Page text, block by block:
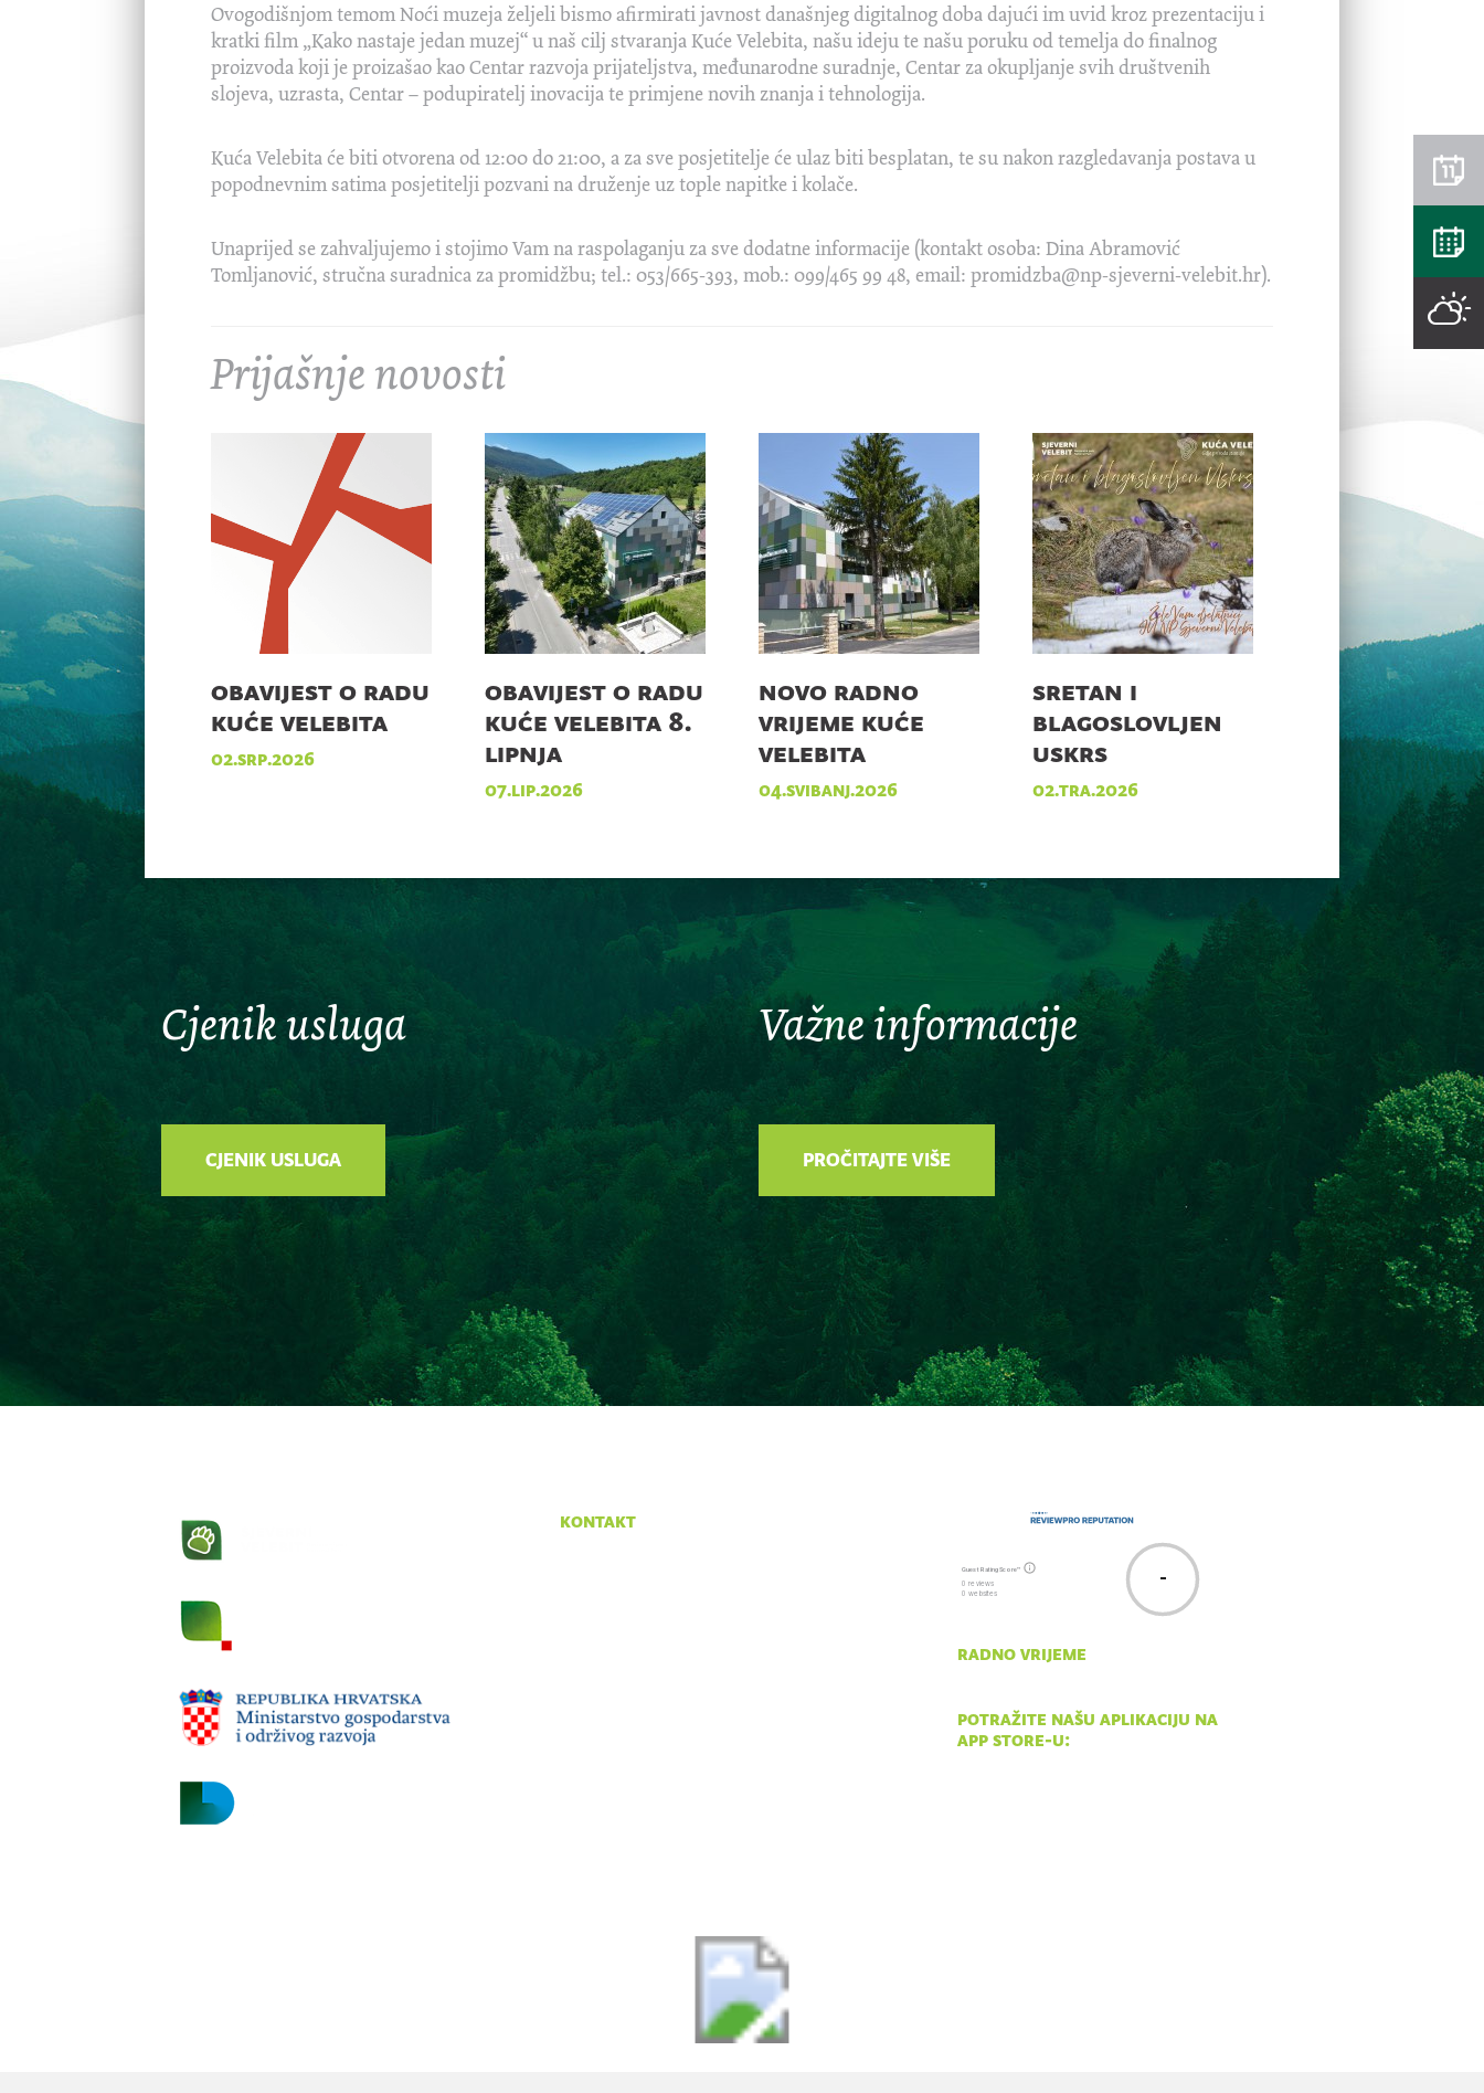
Ovogodišnjom temom Noći muzeja željeli bismo afirmirati javnost današnjeg digitalnog doba dajući im uvid kroz prezentaciju i
kratki film „Kako nastaje jedan muzej“ u naš cilj stvaranja Kuće Velebita, našu ideju te našu poruku od temelja do finalnog
proizvoda koji je proizašao kao Centar razvoja prijateljstva, međunarodne suradnje, Centar za okupljanje svih društvenih
slojeva, uzrasta, Centar – podupiratelj inovacija te primjene novih znanja i tehnologija.
Kuća Velebita će biti otvorena od 12:00 do 21:00, a za sve posjetitelje će ulaz biti besplatan, te su nakon razgledavanja postava u
popodnevnim satima posjetitelji pozvani na druženje uz tople napitke i kolače.
Unaprijed se zahvaljujemo i stojimo Vam na raspolaganju za sve dodatne informacije (kontakt osoba: Dina Abramović
Tomljanović, stručna suradnica za promidžbu; tel.: 053/665-393, mob.: 099/465 99 48, email: promidzba@np-sjeverni-velebit.hr).
Prijašnje novosti
obavijest o radu
kuće velebita
02.srp.2026
obavijest o radu
kuće velebita 8.
lipnja
07.lip.2026
novo radno
vrijeme kuće
velebita
04.svibanj.2026
sretan i
blagoslovljen
uskrs
02.tra.2026
Cjenik usluga
CJENIK USLUGA
Važne informacije
PROČITAJTE VIŠE
kontakt
Guest Rating Score™
0 reviews
0 websites
-
radno vrijeme
potražite našu aplikaciju na
app store-u: